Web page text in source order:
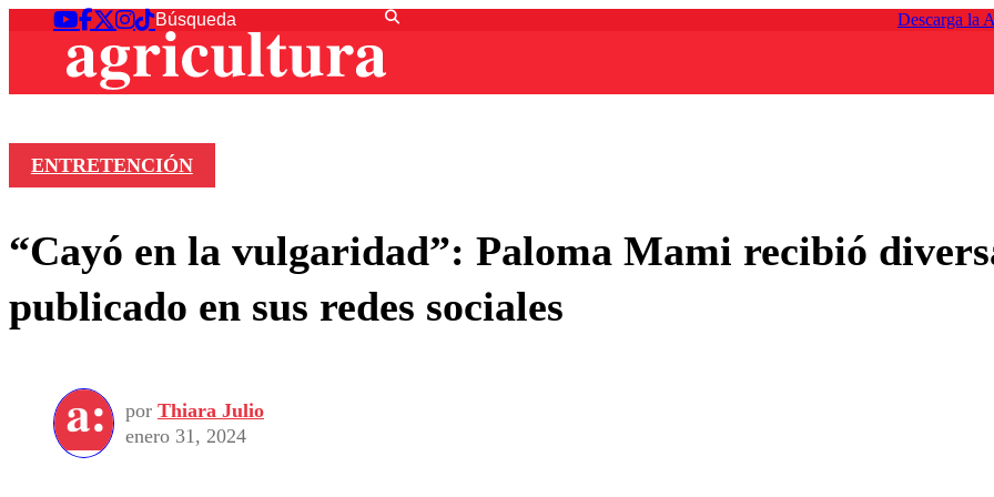
Descarga la
ENTRETENCIÓN
“Cayó en la vulgaridad”: Paloma Mami recibió
publicado en sus redes sociales
por Thiara Julio
enero 31, 2024